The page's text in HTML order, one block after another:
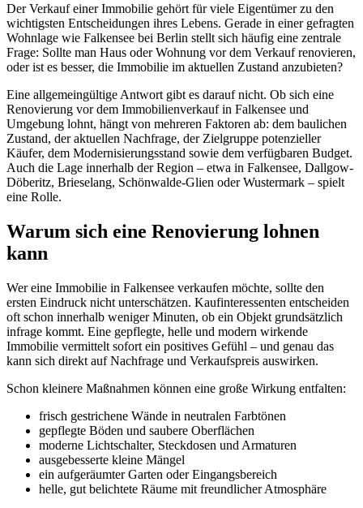
Der Verkauf einer Immobilie gehört für viele Eigentümer zu den
wichtigsten Entscheidungen ihres Lebens. Gerade in einer gefragten
Wohnlage wie Falkensee bei Berlin stellt sich häufig eine zentrale
Frage: Sollte man Haus oder Wohnung vor dem Verkauf renovieren,
oder ist es besser, die Immobilie im aktuellen Zustand anzubieten?
Eine allgemeingültige Antwort gibt es darauf nicht. Ob sich eine
Renovierung vor dem Immobilienverkauf in Falkensee und
Umgebung lohnt, hängt von mehreren Faktoren ab: dem baulichen
Zustand, der aktuellen Nachfrage, der Zielgruppe potenzieller
Käufer, dem Modernisierungsstand sowie dem verfügbaren Budget.
Auch die Lage innerhalb der Region – etwa in Falkensee, Dallgow-
Döberitz, Brieselang, Schönwalde-Glien oder Wustermark – spielt
eine Rolle.
Warum sich eine Renovierung lohnen
kann
Wer eine Immobilie in Falkensee verkaufen möchte, sollte den
ersten Eindruck nicht unterschätzen. Kaufinteressenten entscheiden
oft schon innerhalb weniger Minuten, ob ein Objekt grundsätzlich
infrage kommt. Eine gepflegte, helle und modern wirkende
Immobilie vermittelt sofort ein positives Gefühl – und genau das
kann sich direkt auf Nachfrage und Verkaufspreis auswirken.
Schon kleinere Maßnahmen können eine große Wirkung entfalten:
frisch gestrichene Wände in neutralen Farbtönen
gepflegte Böden und saubere Oberflächen
moderne Lichtschalter, Steckdosen und Armaturen
ausgebesserte kleine Mängel
ein aufgeräumter Garten oder Eingangsbereich
helle, gut belichtete Räume mit freundlicher Atmosphäre